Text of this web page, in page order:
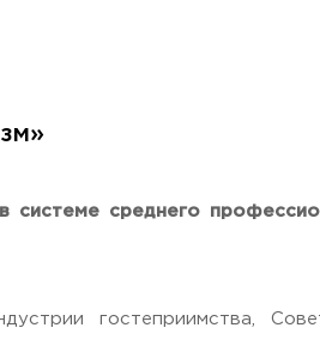
среднего
гостеприимства,